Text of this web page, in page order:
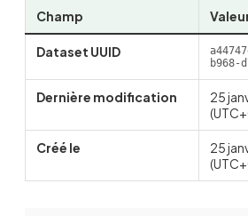
Champ
Dataset UUID
b968-
Dernière modification
25
Créé le
25